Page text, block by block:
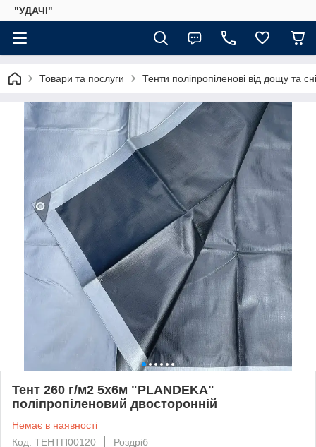
"УДАЧІ"
Товари та послуги Тенти поліпропіленові від дощу та
Тент 260 г/м2 5х6м "PLANDEKA"
поліпропіленовий двосторонній
Немає в наявності
Код: ТЕНТП00120
Роздріб